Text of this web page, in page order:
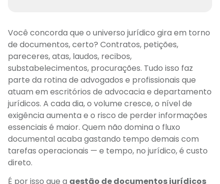
Você concorda que o universo jurídico gira em torno
de documentos, certo? Contratos, petições,
pareceres, atas, laudos, recibos,
substabelecimentos, procurações. Tudo isso faz
parte da rotina de advogados e profissionais que
atuam em escritórios de advocacia e departamento
jurídicos. A cada dia, o volume cresce, o nível de
exigência aumenta e o risco de perder informações
essenciais é maior. Quem não domina o fluxo
documental acaba gastando tempo demais com
tarefas operacionais — e tempo, no jurídico, é custo
direto.
É por isso que a gestão de documentos jurídicos